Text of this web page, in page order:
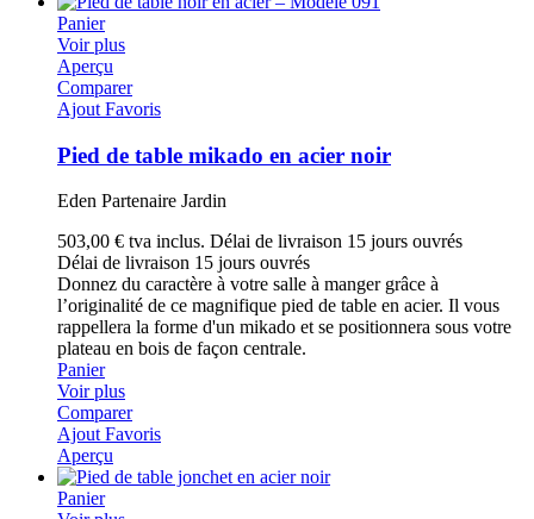
Panier
Voir plus
Aperçu
Comparer
Ajout Favoris
Pied de table mikado en acier noir
Eden Partenaire Jardin
503,00 € tva inclus. Délai de livraison 15 jours ouvrés
Délai de livraison 15 jours ouvrés
Donnez du caractère à votre salle à manger grâce à
l’originalité de ce magnifique pied de table en acier. Il vous
rappellera la forme d'un mikado et se positionnera sous votre
plateau en bois de façon centrale.
Panier
Voir plus
Comparer
Ajout Favoris
Aperçu
Panier